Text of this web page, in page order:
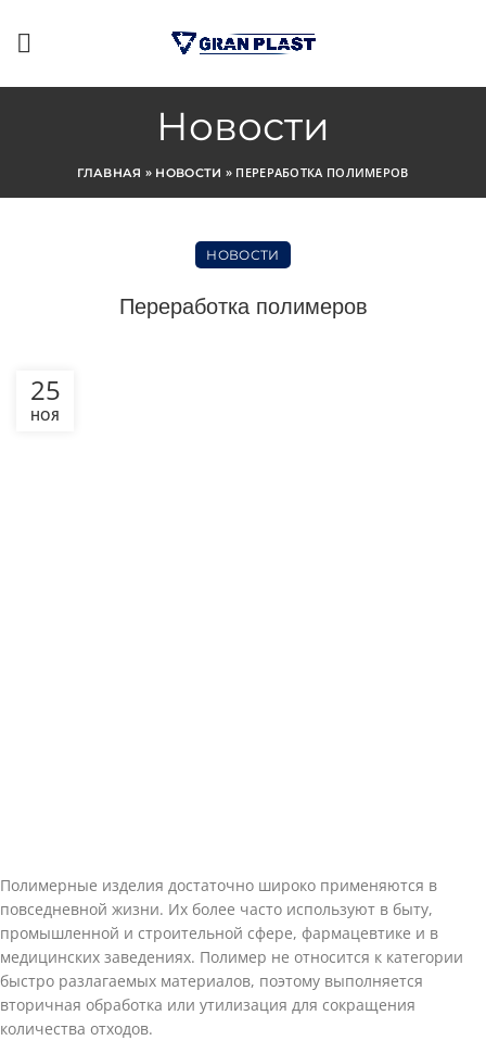
Новости
ГЛАВНАЯ » НОВОСТИ » ПЕРЕРАБОТКА ПОЛИМЕРОВ
НОВОСТИ
Переработка полимеров
25
НОЯ
Полимерные изделия достаточно широко применяются в
повседневной жизни. Их более часто используют в быту,
промышленной и строительной сфере, фармацевтике и в
медицинских заведениях. Полимер не относится к категории
быстро разлагаемых материалов, поэтому выполняется
вторичная обработка или утилизация для сокращения
количества отходов.